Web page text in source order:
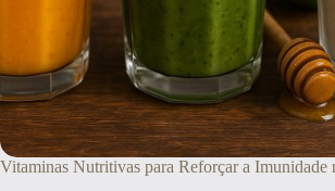
Vitaminas Nutritivas para Reforçar a Imunidade